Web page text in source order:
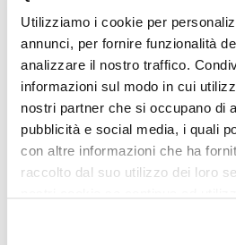
Utilizziamo i cookie per
annunci, per fornire funzionalità
analizzare il nostro traffico.
informazioni sul modo in cui
nostri partner che si occupano di
pubblicità e social media, i quali
con altre informazioni che ha
raccolto dal suo utilizzo dei loro
comode da indossare, anche per
regolabile e il braccio del microfono
adattare la cuffia alla propria
viso. Le cuffie hanno uno speaker
da 38dB con cancellazione di
volume si trova sul cavo da 1,5 metri
mm, e la sua superficie è
stampato in serigrafia fino a due
spedita dalla nostra sede entro 24/
dell’ordine, la consegna avviene in